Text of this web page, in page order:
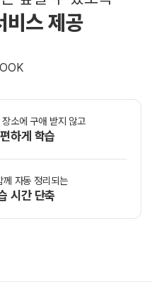
스 제공
소에 구애 받지 않고
하게 학습
께 자동 정리되는
시간 단축